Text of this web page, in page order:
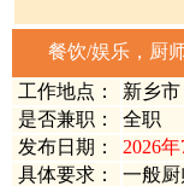
餐饮/娱乐，厨
工作地点：
新乡市
是否兼职：
全职
发布日期：
2026年
具体要求：
一般